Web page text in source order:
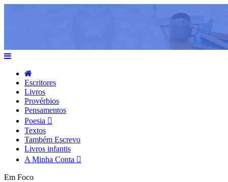
Escritores
Livros
Provérbios
Pensamentos
Poesia
Textos
Também Escrevo
Livros infantis
A Minha Conta
Em Foco